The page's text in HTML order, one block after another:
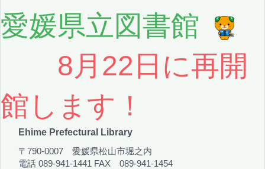
愛媛県立図書館
8月22日に再開
館します！
Ehime Prefectural Library
〒790-0007 愛媛県松山市堀之内
電話 089-941-1441 FAX 089-941-1454